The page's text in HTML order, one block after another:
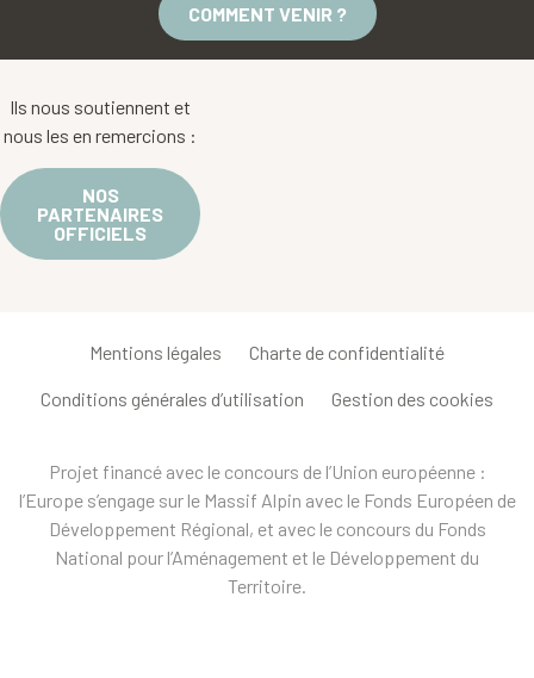
COMMENT VENIR ?
Ils nous soutiennent et
nous les en remercions :
NOS
PARTENAIRES
OFFICIELS
Mentions légales Charte de confidentialité
Conditions générales d’utilisation Gestion des cookies
Projet financé avec le concours de l’Union européenne :
l’Europe s’engage sur le Massif Alpin avec le Fonds Européen de
Développement Régional, et avec le concours du Fonds
National pour l’Aménagement et le Développement du
Territoire.